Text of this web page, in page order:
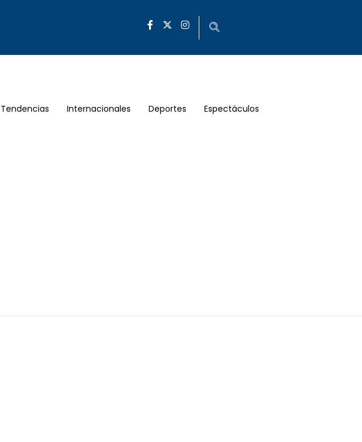
Tendencias Internacionales Deportes Espectáculos